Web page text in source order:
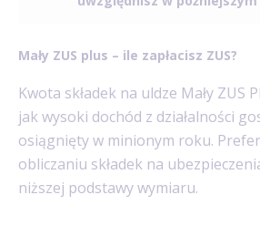
Mały ZUS plus – ile zapłacisz ZUS?
Kwota składek na uldze Mały ZUS
jak wysoki dochód z działalności
osiągnięty w minionym roku.
obliczaniu składek na
niższej podstawy wymiaru.